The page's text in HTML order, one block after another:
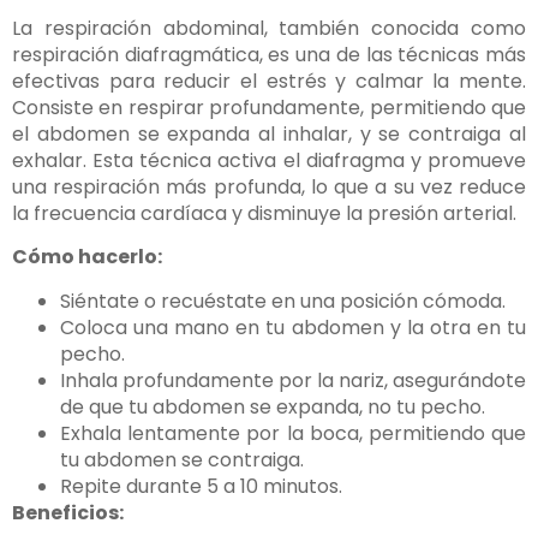
La respiración abdominal, también conocida como
respiración diafragmática, es una de las técnicas más
efectivas para reducir el estrés y calmar la mente.
Consiste en respirar profundamente, permitiendo que
el abdomen se expanda al inhalar, y se contraiga al
exhalar. Esta técnica activa el diafragma y promueve
una respiración más profunda, lo que a su vez reduce
la frecuencia cardíaca y disminuye la presión arterial.
Cómo hacerlo:
Siéntate o recuéstate en una posición cómoda.
Coloca una mano en tu abdomen y la otra en tu
pecho.
Inhala profundamente por la nariz, asegurándote
de que tu abdomen se expanda, no tu pecho.
Exhala lentamente por la boca, permitiendo que
tu abdomen se contraiga.
Repite durante 5 a 10 minutos.
Beneficios: